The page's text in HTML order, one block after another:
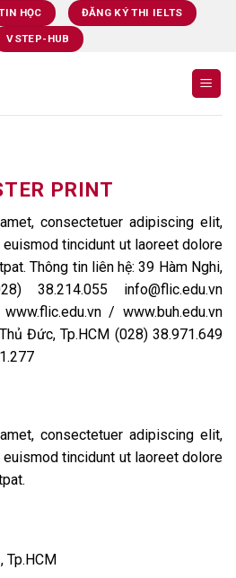
HỌC ĐĂNG KÝ THI IELTS
VSTEP-HUB
PRINT
consectetuer adipiscing elit,
tincidunt ut laoreet dolore
Thông tin liên hệ: 39 Hàm Nghi,
38.214.055 info@flic.edu.vn
/ www.buh.edu.vn
Đức, Tp.HCM (028) 38.971.649
consectetuer adipiscing elit,
tincidunt ut laoreet dolore
Tp.HCM